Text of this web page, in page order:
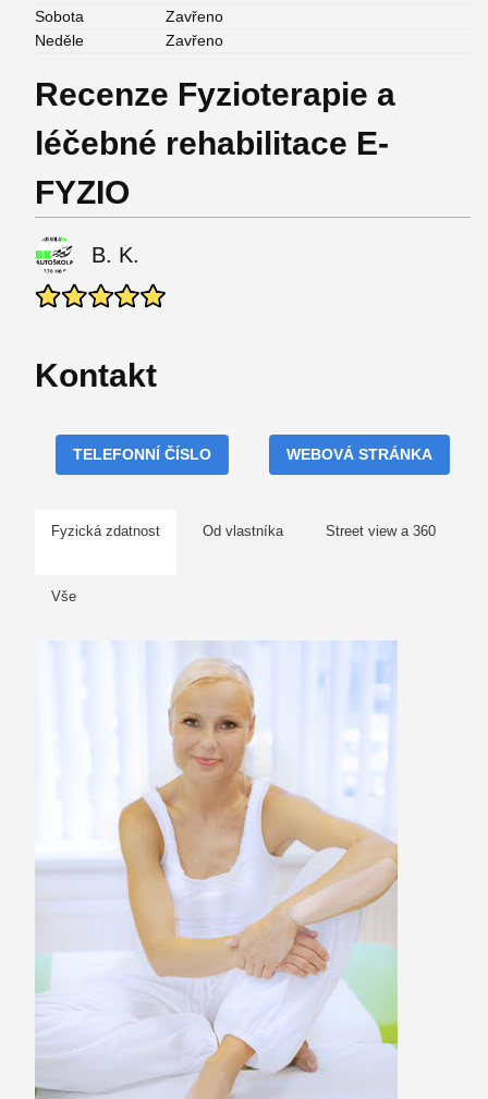
Sobota
Zavřeno
Neděle
Zavřeno
Recenze Fyzioterapie a
léčebné rehabilitace E-
FYZIO
B. K.
Kontakt
TELEFONNÍ ČÍSLO WEBOVÁ STRÁNKA
Fyzická zdatnost Od vlastníka Street view a 360
Vše